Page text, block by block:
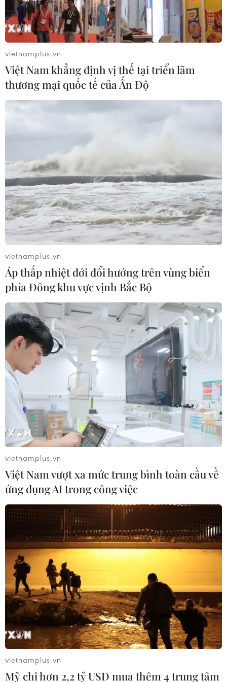
Cây chà là - Hình ảnh thân thuộc
trong đời sống người dân Ai Cập
29/07/2026 08:32
Thường trực Ban Bí thư Trần
Tăng cường quan hệ đoàn kết, hợp
tác song phương Việt Nam-Burundi
28/07/2026 14:17
Thảm sát tại Tây Bắc Nigeria khiến ít
nhất 30 người thiệt mạng
27/07/2026 22:54
AfDB cảnh báo "siêu" El Nino có thể
khiến châu Phi thiệt hại 20 tỷ USD
26/07/2026 15:42
Algeria xây dựng cơ chế quốc gia
kiểm chứng thông tin nhằm chống
tin giả
26/07/2026 14:50
"Siêu quần thể" cá voi lưng gù đối
mặt rủi ro hàng hải
26/07/2026 10:27
"Cửa ngõ" để Việt Nam tiến vào thị
trường Tây Phi
26/07/2026 08:55
Nam Phi: Máy bay "hạ cánh" giữa
trung tâm thương mại lớn nhất
Johannesburg
vietnamplus.vn
Việt Nam khẳng định vị thế tại triển lãm
thương mại quốc tế của Ấn Độ
vietnamplus.vn
Áp thấp nhiệt đới đổi hướng trên vùng biển
phía Đông khu vực vịnh Bắc Bộ
vietnamplus.vn
Việt Nam vượt xa mức trung bình toàn cầu về
ứng dụng AI trong công việc
vietnamplus.vn
Mỹ chi hơn 2,2 tỷ USD mua thêm 4 trung tâm